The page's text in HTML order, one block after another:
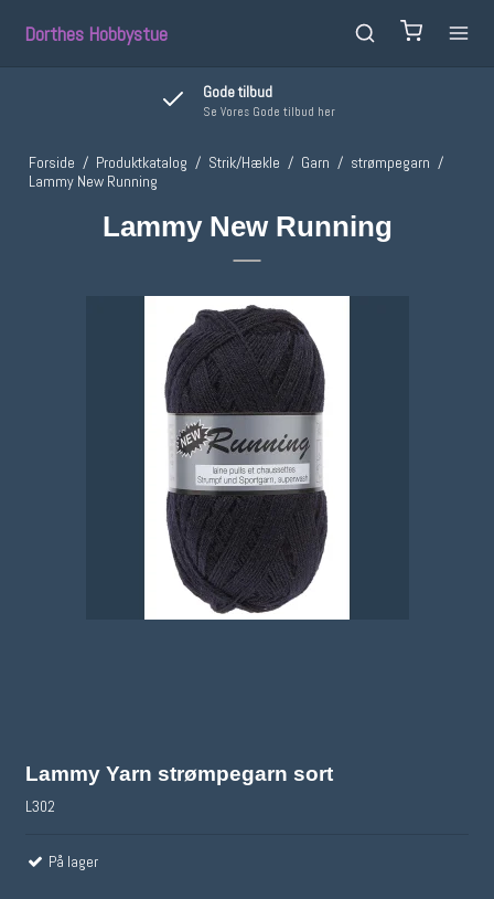
Dorthes Hobbystue
Gode tilbud
Se Vores Gode tilbud her
Forside / Produktkatalog / Strik/Hækle / Garn / strømpegarn /
Lammy New Running
Lammy New Running
Lammy Yarn strømpegarn sort
L302
På lager